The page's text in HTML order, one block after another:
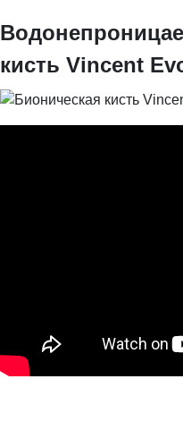
кисть Vincent